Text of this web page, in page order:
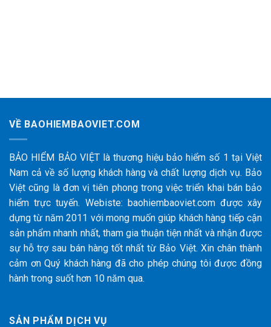
VỀ BAOHIEMBAOVIET.COM
BẢO HIỂM BẢO VIỆT là thương hiệu bảo hiểm số 1 tại Việt
Nam cả về số lượng khách hàng và chất lượng dịch vụ. Bảo
Việt cũng là đơn vị tiên phong trong việc triển khai bán bảo
hiểm trực tuyến. Webiste: baohiembaoviet.com được xây
dựng từ năm 2011 với mong muốn giúp khách hàng tiếp cận
sản phẩm nhanh nhất, tham gia thuận tiện nhất và nhận được
sự hỗ trợ sau bán hàng tốt nhất từ Bảo Việt. Xin chân thành
cảm ơn Quý khách hàng đã cho phép chúng tôi được đồng
hành trong suốt hơn 10 năm qua.
SẢN PHẨM DỊCH VỤ